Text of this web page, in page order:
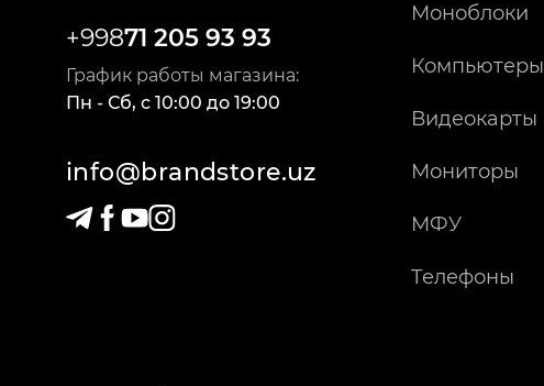
+99871 205 93 93
График работы магазина:
Пн - Сб, c 10:00 до 19:00
info@brandstore.uz
Моноблоки
Компьютеры
Видеокарты
Мониторы
МФУ
Телефоны